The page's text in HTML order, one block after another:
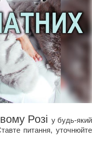
Розі у будь-який
питання, уточнюйте